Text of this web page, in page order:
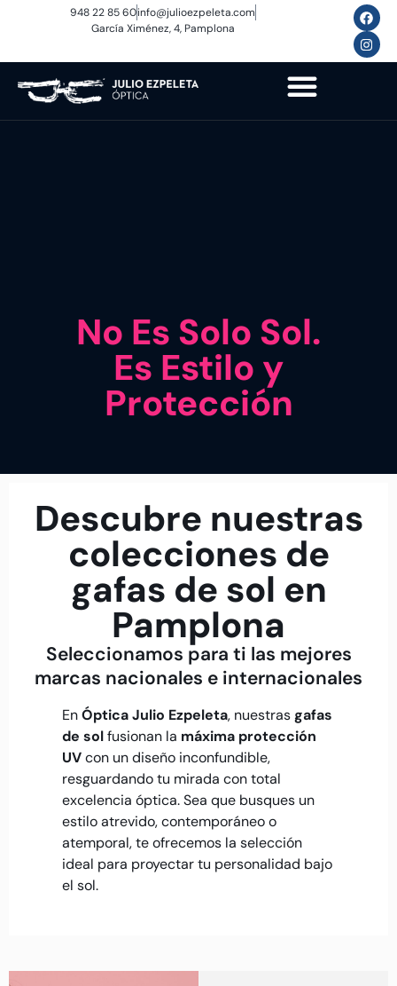
948 22 85 60info@julioezpeleta.com
García Ximénez, 4, Pamplona
No Es Solo Sol.
Es Estilo y
Protección
Descubre nuestras
colecciones de
gafas de sol en
Pamplona
Seleccionamos para ti las mejores
marcas nacionales e internacionales
EnÓptica Julio Ezpeleta, nuestrasgafas
de solfusionan la máxima protección
UVcon un diseño inconfundible,
resguardando tu mirada con total
excelencia óptica. Sea que busques un
estilo atrevido, contemporáneo o
atemporal, te ofrecemos la selección
ideal para proyectar tu personalidad bajo
el sol.